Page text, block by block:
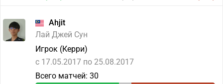
Ahjit
Лай Джей Сун
Игрок (Керри)
c 17.05.2017 по 25.08.2017
Всего матчей: 30